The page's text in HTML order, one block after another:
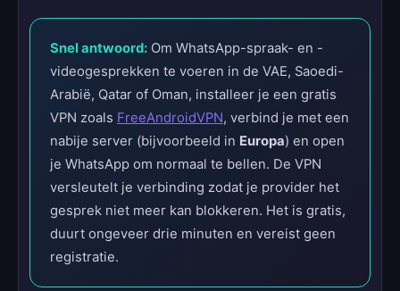
Snel antwoord: Om WhatsApp-spraak- en -
videogesprekken te voeren in de VAE, Saoedi-
Arabië, Qatar of Oman, installeer je een gratis
VPN zoals FreeAndroidVPN, verbind je met een
nabije server (bijvoorbeeld in Europa) en open
je WhatsApp om normaal te bellen. De VPN
versleutelt je verbinding zodat je provider het
gesprek niet meer kan blokkeren. Het is gratis,
duurt ongeveer drie minuten en vereist geen
registratie.